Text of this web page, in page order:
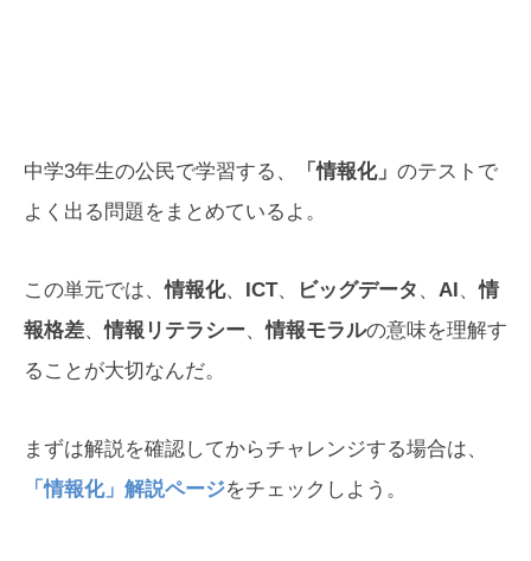
中学3年生の公民で学習する、 「情報化」 のテストで
よく出る問題をまとめているよ。
この単元では、情報化、 ICT、 ビッグデータ 、 AI、情
報格差、情報リテラシー、情報モラルの意味を理解す
ることが大切なんだ。
まずは解説を確認してからチャレンジする場合は、
「情報化」解説ページをチェックしよう。